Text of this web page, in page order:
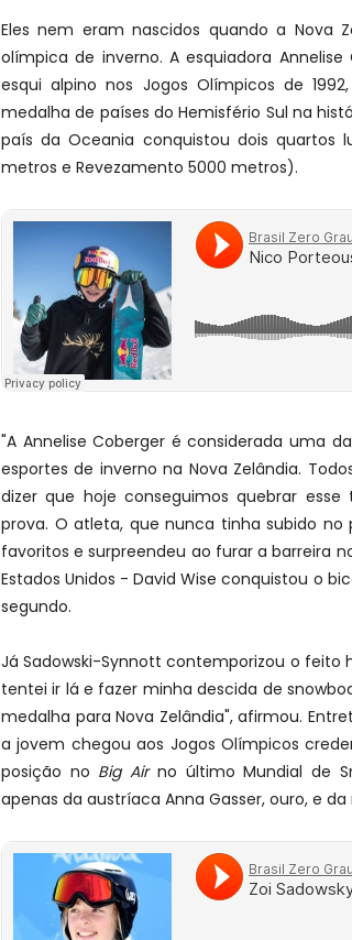
Eles nem eram nascidos quando a Nova
olímpica de inverno. A esquiadora
esqui alpino nos Jogos Olímpicos de
medalha de países do Hemisfério Sul na
país da Oceania conquistou dois quartos
metros e Revezamento 5000 metros).
"A Annelise Coberger é considerada uma
esportes de inverno na Nova Zelândia.
dizer que hoje conseguimos quebrar
prova. O atleta, que nunca tinha subido
favoritos e surpreendeu ao furar a barreira
Estados Unidos - David Wise conquistou o
segundo.
Já Sadowski-Synnott contemporizou o feito
tentei ir lá e fazer minha descida de
medalha para Nova Zelândia", afirmou.
a jovem chegou aos Jogos Olímpicos
posição no Big Airno último Mundial de
apenas da austríaca Anna Gasser, ouro, e